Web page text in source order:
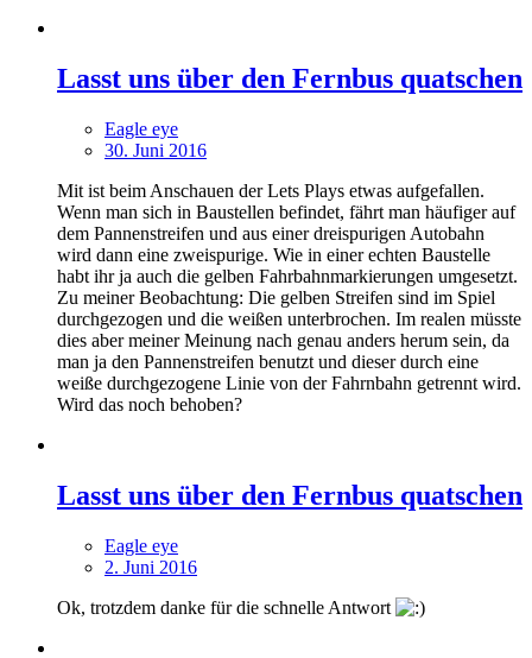
Lasst uns über den Fernbus quatschen
Eagle eye
30. Juni 2016
Mit ist beim Anschauen der Lets Plays etwas aufgefallen.
Wenn man sich in Baustellen befindet, fährt man häufiger auf
dem Pannenstreifen und aus einer dreispurigen Autobahn
wird dann eine zweispurige. Wie in einer echten Baustelle
habt ihr ja auch die gelben Fahrbahnmarkierungen umgesetzt.
Zu meiner Beobachtung: Die gelben Streifen sind im Spiel
durchgezogen und die weißen unterbrochen. Im realen müsste
dies aber meiner Meinung nach genau anders herum sein, da
man ja den Pannenstreifen benutzt und dieser durch eine
weiße durchgezogene Linie von der Fahrnbahn getrennt wird.
Wird das noch behoben?
Lasst uns über den Fernbus quatschen
Eagle eye
2. Juni 2016
Ok, trotzdem danke für die schnelle Antwort